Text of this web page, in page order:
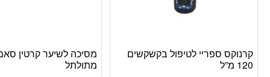
קרנוקס ספריי לטיפול בקשקשים
120 מ”ל
מסיכה לשיער קרטין
מתולתל